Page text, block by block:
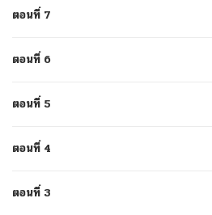
ตอนที่ 7
ตอนที่ 6
ตอนที่ 5
ตอนที่ 4
ตอนที่ 3